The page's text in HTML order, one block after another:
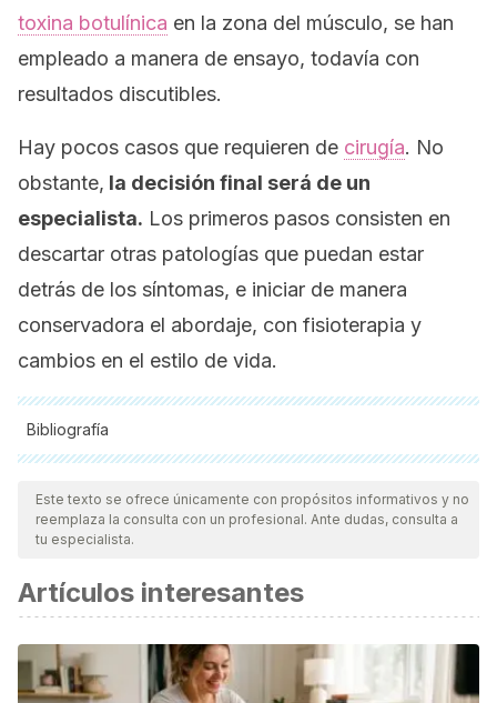
toxina botulínica en la zona del músculo, se han
empleado a manera de ensayo, todavía con
resultados discutibles.
Hay pocos casos que requieren de cirugía. No
obstante, la decisión final será de un
especialista. Los primeros pasos consisten en
descartar otras patologías que puedan estar
detrás de los síntomas, e iniciar de manera
conservadora el abordaje, con fisioterapia y
cambios en el estilo de vida.
Bibliografía
Todas las fuentes citadas fueron revisadas a profundidad por
nuestro equipo, para asegurar su calidad, confiabilidad,
vigencia y validez.La bibliografía de este artículo fue
científica.
Sánchez, VE Ortiz, et al. "Síndrome piramidal y variaciones
anatómicas como causa de dolor ciático insidioso."
Española de Anestesiología y Reanimación
61.9 (2014):
Este texto se ofrece únicamente con propósitos informativos y no
reemplaza la consulta con un profesional. Ante dudas, consulta a
tu especialista.
Artículos interesantes